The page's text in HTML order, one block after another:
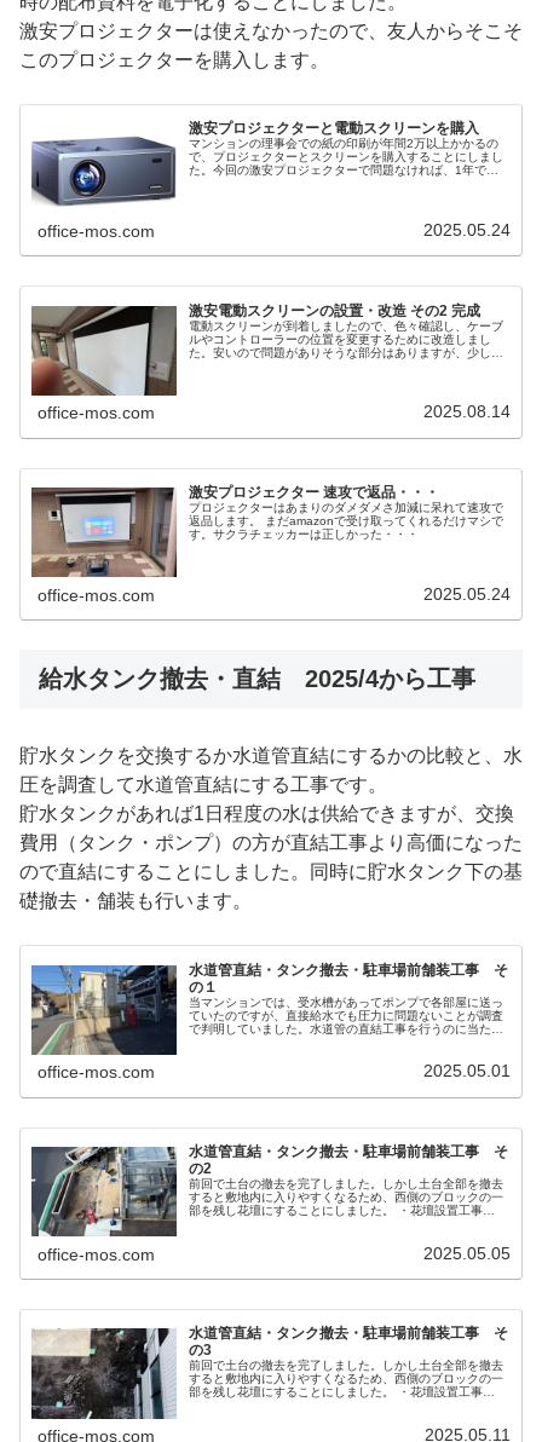
激安プロジェクターは使えなかったので、友人からそこそ
このプロジェクターを購入します。
激安プロジェクターと電動スクリーンを購入
マンションの理事会での紙の印刷が年間2万以上かかるの
で、プロジェクターとスクリーンを購入することにしまし
た。今回の激安プロジェクターで問題なければ、1年で元
office-mos.com 2025.05.24
激安電動スクリーンの設置・改造 その2 完成
電動スクリーンが到着しましたので、色々確認し、ケーブ
ルやコントローラーの位置を変更するために改造しまし
た。安いので問題がありそうな部分はありますが、少し修
office-mos.com 2025.08.14
激安プロジェクター 速攻で返品・・・
プロジェクターはあまりのダメダメさ加減に呆れて速攻で
返品します。 まだamazonで受け取ってくれるだけマシで
す。サクラチェッカーは正しかった・・・
office-mos.com 2025.05.24
給水タンク撤去・直結 2025/4から工事
貯水タンクを交換するか水道管直結にするかの比較と、水
圧を調査して水道管直結にする工事です。
貯水タンクがあれば1日程度の水は供給できますが、交換
費用（タンク・ポンプ）の方が直結工事より高価になった
ので直結にすることにしました。同時に貯水タンク下の基
礎撤去・舗装も行います。
水道管直結・タンク撤去・駐車場前舗装工事 そ
の１
当マンションでは、受水槽があってポンプで各部屋に送っ
ていたのですが、直接給水でも圧力に問題ないことが調査
で判明していました。水道管の直結工事を行うのに当た
（2025/4） ➡今回のブログはここまでになります。
office-mos.com 2025.05.01
水道管直結・タンク撤去・駐車場前舗装工事 そ
の2
前回で土台の撤去を完了しました。しかし土台全部を撤去
すると敷地内に入りやすくなるため、西側のブロックの一
部を残し花壇にすることにしました。 ・花壇設置工事
office-mos.com 2025.05.05
水道管直結・タンク撤去・駐車場前舗装工事 そ
の3
前回で土台の撤去を完了しました。しかし土台全部を撤去
すると敷地内に入りやすくなるため、西側のブロックの一
部を残し花壇にすることにしました。 ・花壇設置工事
office-mos.com 2025.05.11